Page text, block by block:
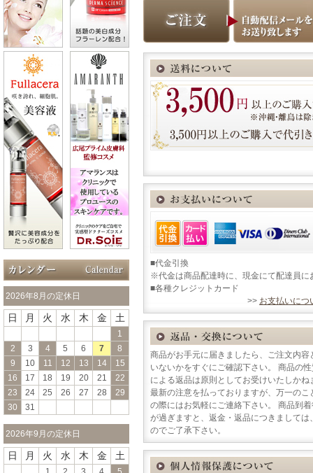
2026年8月の定休日
日 月 火 水 木 金 土
1
2
3 4 5 6 7
8
9
10 11 12 13 14
15
16
17 18 19 20 21
22
23
24 25 26 27 28
29
30
31
2026年9月の定休日
日 月 火 水 木 金 土
■代金引換
※代金は商品配達時に、現金にて配達員に
■各種クレジットカード
>> お支払いにつ
商品がお手元に届きましたら、ご注文内
いないかをすぐにご確認下さい。 商品の
による返品は原則としてお受けいたしか
最新の注意を払っておりますが、万一の
の際にはお気軽にご連絡下さい。 商品到
が過ぎますと、返金・返品につきまして
のでご了承下さい。